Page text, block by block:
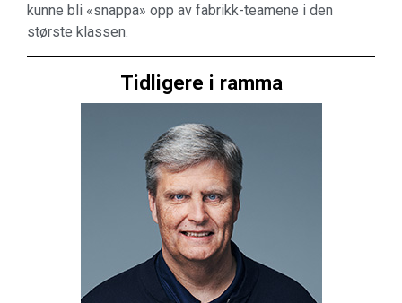
kunne bli «snappa» opp av fabrikk-teamene i den
største klassen.
Tidligere i ramma